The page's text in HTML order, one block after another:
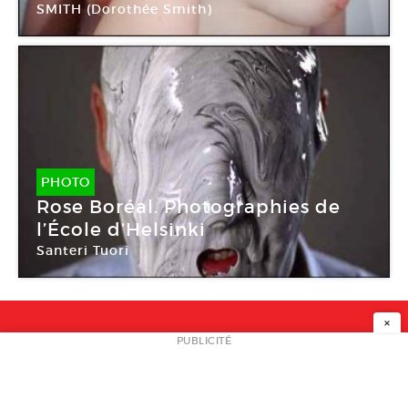
SMITH (Dorothée Smith)
Galerie Les Filles du Calvaire
PHOTO
Rose Boréal. Photographies de
l’École d’Helsinki
Santeri Tuori
NEWSLETTER
×
PUBLICITÉ